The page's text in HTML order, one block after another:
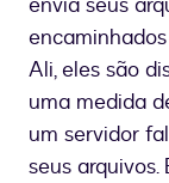
Ali, eles são
uma medida
um servidor
seus